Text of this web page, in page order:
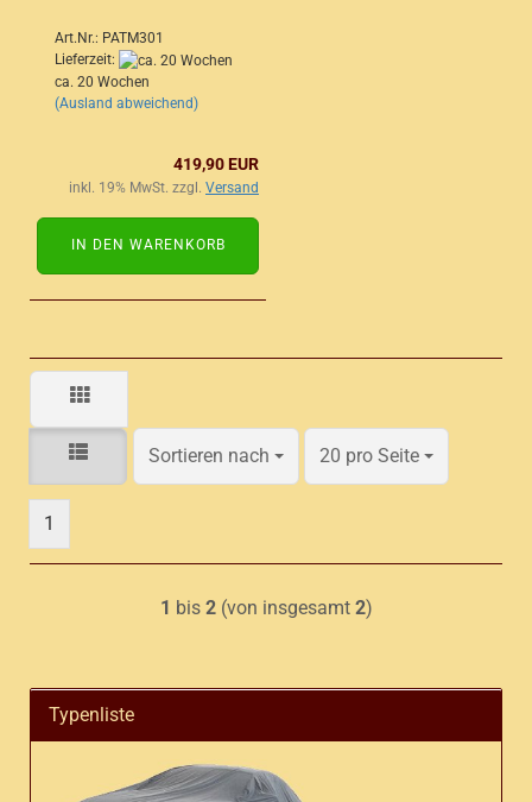
Art.Nr.: PATM301
Lieferzeit:
ca. 20 Wochen
(Ausland abweichend)
419,90 EUR
inkl. 19% MwSt. zzgl. Versand
IN DEN WARENKORB
Sortieren nach
Sortieren nach 20 pro Seite
pro Seite
1
1 bis 2(von insgesamt 2)
Typenliste